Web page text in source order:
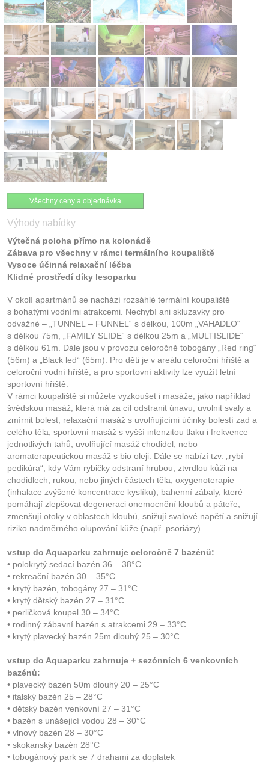
Všechny ceny a objednávka
Výhody nabídky
Výtečná poloha přímo na kolonádě
Zábava pro všechny v rámci termálního koupaliště
Vysoce účinná relaxační léčba
Klidné prostředí díky lesoparku
V okolí apartmánů se nachází rozsáhlé termální koupaliště
s bohatými vodními atrakcemi. Nechybí ani skluzavky pro
odvážné – „TUNNEL – FUNNEL“ s délkou, 100m „VAHADLO“
s délkou 75m, „FAMILY SLIDE“ s délkou 25m a „MULTISLIDE“
s délkou 61m. Dále jsou v provozu celoročně tobogány „Red ring“
(56m) a „Black led“ (65m). Pro děti je v areálu celoroční hřiště a
celoroční vodní hřiště, a pro sportovní aktivity lze využít letní
sportovní hřiště.
V rámci koupaliště si můžete vyzkoušet i masáže, jako například
švédskou masáž, která má za cíl odstranit únavu, uvolnit svaly a
zmírnit bolest, relaxační masáž s uvolňujícími účinky bolestí zad a
celého těla, sportovní masáž s vyšší intenzitou tlaku i frekvence
jednotlivých tahů, uvolňující masáž chodidel, nebo
aromaterapeutickou masáž s bio oleji. Dále se nabízí tzv. „rybí
pedikúra“, kdy Vám rybičky odstraní hrubou, ztvrdlou kůži na
chodidlech, rukou, nebo jiných částech těla, oxygenoterapie
(inhalace zvýšené koncentrace kyslíku), bahenní zábaly, které
pomáhají zlepšovat degeneraci onemocnění kloubů a páteře,
zmenšují otoky v oblastech kloubů, snižují svalové napětí a snižují
riziko nadměrného olupování kůže (např. psoriázy).
vstup do Aquaparku zahrnuje celoročně 7 bazénů:
• polokrytý sedací bazén 36 – 38°C
• rekreační bazén 30 – 35°C
• krytý bazén, tobogány 27 – 31°C
• krytý dětský bazén 27 – 31°C
• perličková koupel 30 – 34°C
• rodinný zábavní bazén s atrakcemi 29 – 33°C
• krytý plavecký bazén 25m dlouhý 25 – 30°C
vstup do Aquaparku zahrnuje + sezónních 6 venkovních
bazénů:
• plavecký bazén 50m dlouhý 20 – 25°C
• italský bazén 25 – 28°C
• dětský bazén venkovní 27 – 31°C
• bazén s unášející vodou 28 – 30°C
• vlnový bazén 28 – 30°C
• skokanský bazén 28°C
• tobogánový park se 7 drahami za doplatek